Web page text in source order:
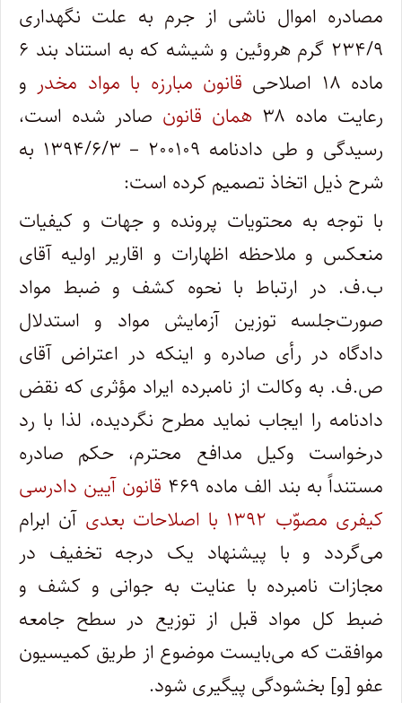
مصادره اموال ناشی از جرم به علت نگهداری
۲۳۴/۹ گرم هروئین و شیشه که به استناد بند ۶
ماده ۱۸ اصلاحی
قانون مبارزه با مواد مخدر و
رعایت ماده ۳۸
همان قانون صادر شده است،
رسیدگی و طی دادنامه ۲۰۰۱۰۹ – ۱۳۹۴/۶/۳ به
شرح ذیل اتخاذ تصمیم کرده ‌است:
با توجه به محتویات پرونده و جهات و کیفیات
منعکس و ملاحظه اظهارات و اقاریر اولیه آقای
ب.ف. در ارتباط با نحوه کشف و ضبط مواد
صورت‌جلسه توزین آزمایش مواد و استدلال
دادگاه در رأی صادره و اینکه در اعتراض آقای
ص.ف. به ‌وکالت از نامبرده ایراد مؤثری که نقض
دادنامه را ایجاب نماید مطرح نگردیده، لذا با رد
درخواست وکیل مدافع محترم، حکم صادره
مستنداً به بند الف ماده ۴۶۹
قانون آیین دادرسی
کیفری مصوّب ۱۳۹۲ با اصلاحات بعدی
آن ابرام
می‌گردد و با پیشنهاد یک درجه تخفیف در
مجازات نامبرده با عنایت به جوانی و کشف و
ضبط کل مواد قبل از توزیع در سطح جامعه
موافقت که می‌بایست موضوع از طریق کمیسیون
عفو [و] بخشودگی پیگیری شود.